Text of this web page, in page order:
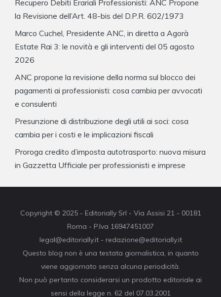
Recupero Debiti Erariali Professionisti: ANC Propone
la Revisione dell’Art. 48-bis del D.P.R. 602/1973
Marco Cuchel, Presidente ANC, in diretta a Agorà
Estate Rai 3: le novità e gli interventi del 05 agosto
2026
ANC propone la revisione della norma sul blocco dei
pagamenti ai professionisti: cosa cambia per avvocati
e consulenti
Presunzione di distribuzione degli utili ai soci: cosa
cambia per i costi e le implicazioni fiscali
Proroga credito d’imposta autotrasporto: nuova misura
in Gazzetta Ufficiale per professionisti e imprese
Copyright © 2025 - Editorially Srl - Via Assisi 21 - 00181
Roma - P.Iva 16947451007
legal@editorially.it - redazione@editorially.it
Questo blog non è una testata giornalistica, in quanto
viene aggiornato senza alcuna periodicità.
Non può pertanto considerarsi un prodotto editoriale ai
sensi della legge n. 62 del 07.03.2001